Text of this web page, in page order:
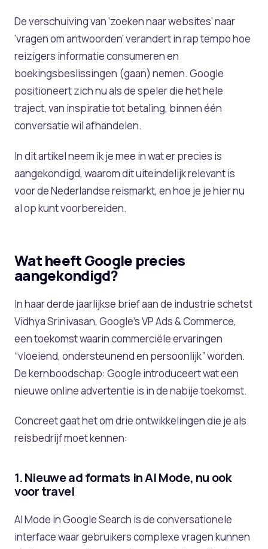
De verschuiving van ‘zoeken naar websites’ naar
‘vragen om antwoorden’ verandert in rap tempo hoe
reizigers informatie consumeren en
boekingsbeslissingen (gaan) nemen. Google
positioneert zich nu als de speler die het hele
traject, van inspiratie tot betaling, binnen één
conversatie wil afhandelen.
In dit artikel neem ik je mee in wat er precies is
aangekondigd, waarom dit uiteindelijk relevant is
voor de Nederlandse reismarkt, en hoe je je hier nu
al op kunt voorbereiden.
Wat heeft Google precies
aangekondigd?
In haar derde jaarlijkse brief aan de industrie schetst
Vidhya Srinivasan, Google’s VP Ads & Commerce,
een toekomst waarin commerciële ervaringen
“vloeiend, ondersteunend en persoonlijk” worden.
De kernboodschap: Google introduceert wat een
nieuwe online advertentie is in de nabije toekomst.
Concreet gaat het om drie ontwikkelingen die je als
reisbedrijf moet kennen:
1. Nieuwe ad formats in AI Mode, nu ook
voor travel
AI Mode in Google Search is de conversationele
interface waar gebruikers complexe vragen kunnen